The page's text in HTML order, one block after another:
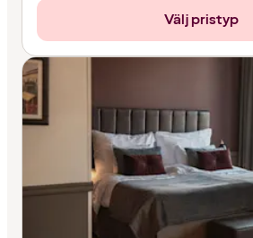
Välj pristyp